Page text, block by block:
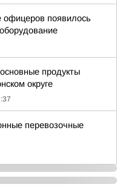
офицеров появилось
продукты
округе
перевозочные